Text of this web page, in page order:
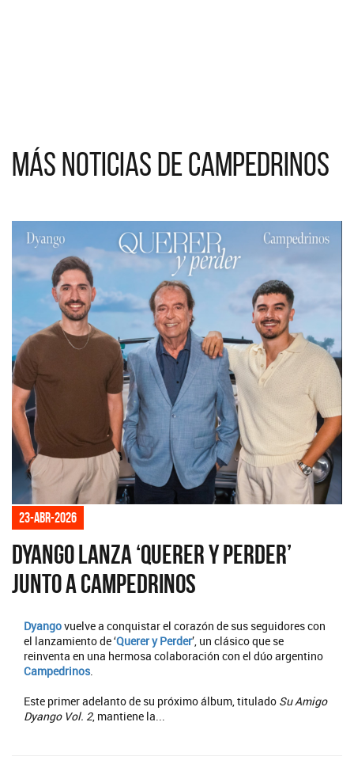
Más noticias de Campedrinos
23-abr-2026
Dyango lanza ‘Querer y Perder’
junto a Campedrinos
Dyangovuelve a conquistar el corazón de sus seguidores con
el lanzamiento de ‘Querer y Perder’, un clásico que se
reinventa en una hermosa colaboración con el dúo argentino
Campedrinos.
Este primer adelanto de su próximo álbum, titulado Su Amigo
Dyango Vol. 2, mantiene la...